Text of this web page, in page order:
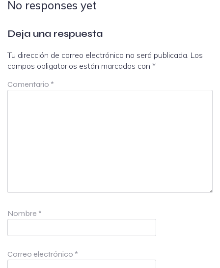
No responses yet
Deja una respuesta
Tu dirección de correo electrónico no será publicada. Los
campos obligatorios están marcados con *
Comentario *
Nombre *
Correo electrónico *